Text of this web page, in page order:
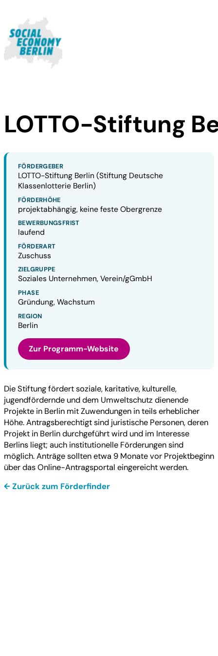
LOTTO-Stiftung
FÖRDERGEBER
LOTTO-Stiftung Berlin (Stiftung Deutsche
Klassenlotterie Berlin)
FÖRDERHÖHE
projektabhängig, keine feste Obergrenze
BEWERBUNGSFRIST
laufend
FÖRDERART
Zuschuss
ZIELGRUPPE
Soziales Unternehmen, Verein/gGmbH
PHASE
Gründung, Wachstum
REGION
Berlin
Zur Programm-Website
Die Stiftung fördert soziale, karitative, kulturelle,
jugendfördernde und dem Umweltschutz dienende
Projekte in Berlin mit Zuwendungen in teils erheblicher
Höhe. Antragsberechtigt sind juristische Personen, deren
Projekt in Berlin durchgeführt wird und im Interesse
Berlins liegt; auch institutionelle Förderungen sind
möglich. Anträge sollten etwa 9 Monate vor Projektbeginn
über das Online-Antragsportal eingereicht werden.
← Zurück zum Förderfinder